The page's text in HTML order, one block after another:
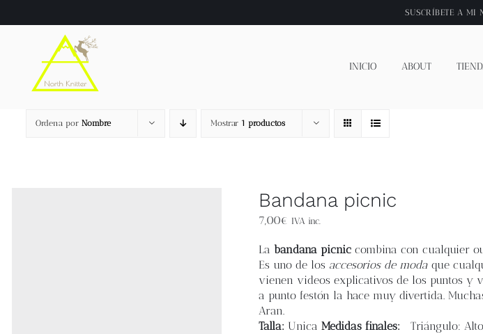
al
SUSCRÍBETE A MI
INICIO ABOUT
Ordena por Nombre Mostrar 1 productos
Bandana picnic
7,00€ IVA inc.
La bandana picniccombina con cualquier
Es uno de los accesorios de modaque
vienen videos explicativos de los puntos y
a punto festón la hace muy divertida.
Aran.
Talla: Unica Medidas finales: Triángulo: